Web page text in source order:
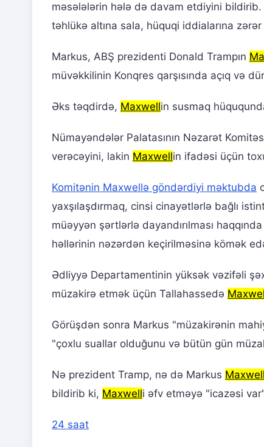
məsələlərin hələ də davam etdiyini bildirib.
təhlükə altına sala, hüquqi iddialarına
Markus, ABŞ prezidenti Donald Trampın
müvəkkilinin Konqres qarşısında açıq və
Əks təqdirdə, Maxwellin susmaq
Nümayəndələr Palatasının Nəzarət
verəcəyini, lakin Maxwellin ifadəsi üçün
Komitənin Maxwellə göndərdiyi məktubda
yaxşılaşdırmaq, cinsi cinayətlərlə bağlı
müəyyən şərtlərlə dayandırılması
həllərinin nəzərdən keçirilməsinə kömək
Ədliyyə Departamentinin yüksək vəzifəli
müzakirə etmək üçün Tallahassedə
Görüşdən sonra Markus "müzakirənin
"çoxlu suallar olduğunu və bütün gün
Nə prezident Tramp, nə də Markus Maxwell
bildirib ki, Maxwelli əfv etməyə "icazəsi
24 saat